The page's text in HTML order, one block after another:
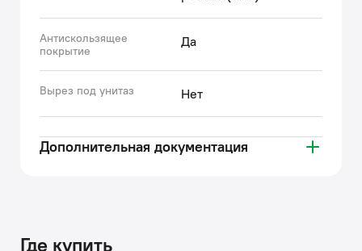
Антискользящее
покрытие
Да
Вырез под унитаз Нет
Дополнительная документация
Где купить